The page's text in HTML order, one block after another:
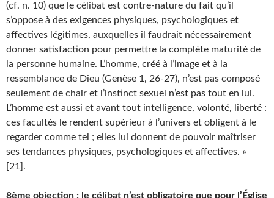
(cf. n. 10) que le célibat est contre-nature du fait qu’il
s’oppose à des exigences physiques, psychologiques et
affectives légitimes, auxquelles il faudrait nécessairement
donner satisfaction pour permettre la complète maturité de
la personne humaine. L’homme, créé à l’image et à la
ressemblance de Dieu (Genèse 1, 26-27), n’est pas composé
seulement de chair et l’instinct sexuel n’est pas tout en lui.
L’homme est aussi et avant tout intelligence, volonté, liberté :
ces facultés le rendent supérieur à l’univers et obligent à le
regarder comme tel ; elles lui donnent de pouvoir maîtriser
ses tendances physiques, psychologiques et affectives. »
[21].
8ème objection : le célibat n’est obligatoire que pour l’Église